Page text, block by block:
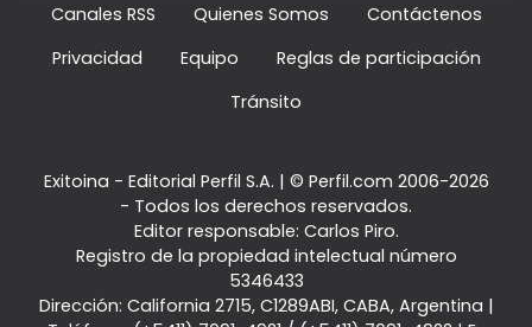
Canales RSS Quienes Somos
Contáctenos
Privacidad
Equipo
Reglas de participación
Tránsito
Exitoina - Editorial Perfil S.A. | © Perfil.com 2006-2026
- Todos los derechos reservados.
Editor responsable: Carlos Piro.
Registro de la propiedad intelectual número
5346433
Dirección: California 2715, C1289ABI, CABA, Argentina |